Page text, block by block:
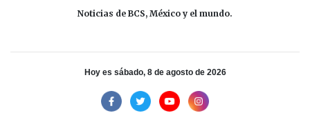
Noticias de BCS, México y el mundo.
Hoy es sábado, 8 de agosto de 2026